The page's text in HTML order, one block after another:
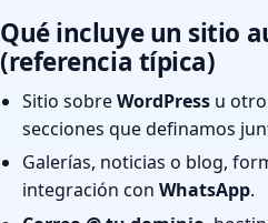
Qué incluye un sitio
(referencia típica)
Sitio sobreWordPress u
secciones que definamos
Galerías, noticias o blog,
integración con WhatsApp.